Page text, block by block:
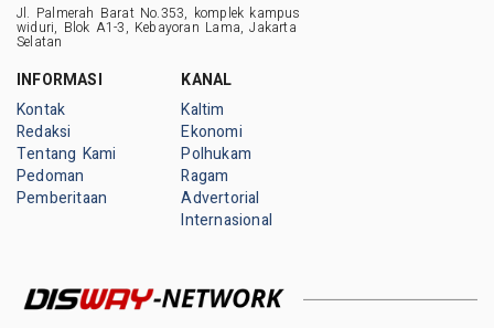
Jl. Palmerah Barat No.353, komplek kampus
widuri, Blok A1-3, Kebayoran Lama, Jakarta
Selatan
INFORMASI
Kontak
Redaksi
Tentang Kami
Pedoman
Pemberitaan
KANAL
Kaltim
Ekonomi
Polhukam
Ragam
Advertorial
Internasional